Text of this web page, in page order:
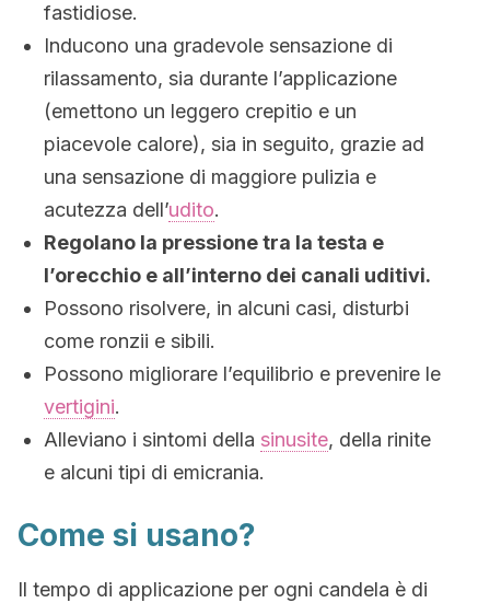
fastidiose.
Inducono una gradevole sensazione di
rilassamento, sia durante l’applicazione
(emettono un leggero crepitio e un
piacevole calore), sia in seguito, grazie ad
una sensazione di maggiore pulizia e
acutezza dell’udito.
Regolano la pressione tra la testa e
l’orecchio e all’interno dei canali uditivi.
Possono risolvere, in alcuni casi, disturbi
come ronzii e sibili.
Possono migliorare l’equilibrio e prevenire le
vertigini.
Alleviano i sintomi della sinusite, della rinite
e alcuni tipi di emicrania.
Come si usano?
Il tempo di applicazione per ogni candela è di